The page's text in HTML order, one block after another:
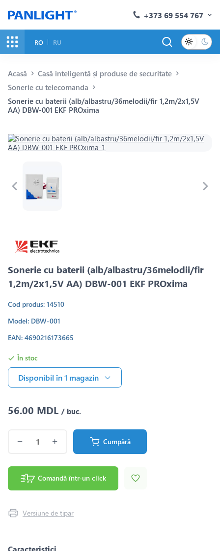
+373 69 554 767
RO RU
Acasă
Casă inteligentă și produse de securitate
Sonerie cu telecomanda
Sonerie cu baterii (alb/albastru/36melodii/fir 1,2m/2x1,5V
AA) DBW-001 EKF PROxima
Sonerie cu baterii (alb/albastru/36melodii/fir
1,2m/2x1,5V AA) DBW-001 EKF PROxima
Cod produs: 14510
Model: DBW-001
EAN: 4690216173665
În stoc
Disponibil în 1 magazin
56.00 MDL / buc.
Cumpără
Comandă într-un click
Versiune de tipar
Caracteristici